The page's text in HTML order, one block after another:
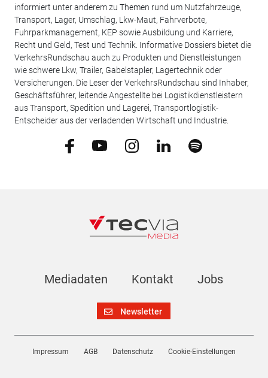
informiert unter anderem zu Themen rund um Nutzfahrzeuge,
Transport, Lager, Umschlag, Lkw-Maut, Fahrverbote,
Fuhrparkmanagement, KEP sowie Ausbildung und Karriere,
Recht und Geld, Test und Technik. Informative Dossiers bietet die
VerkehrsRundschau auch zu Produkten und Dienstleistungen
wie schwere Lkw, Trailer, Gabelstapler, Lagertechnik oder
Versicherungen. Die Leser der VerkehrsRundschau sind Inhaber,
Geschäftsführer, leitende Angestellte bei Logistikdienstleistern
aus Transport, Spedition und Lagerei, Transportlogistik-
Entscheider aus der verladenden Wirtschaft und Industrie.
Mediadaten Kontakt Jobs
Newsletter
Impressum AGB Datenschutz Cookie-Einstellungen